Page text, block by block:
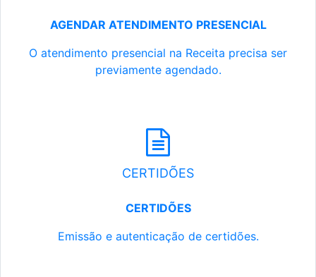
AGENDAR ATENDIMENTO PRESENCIAL
O atendimento presencial na Receita precisa ser
previamente agendado.
CERTIDÕES
CERTIDÕES
Emissão e autenticação de certidões.